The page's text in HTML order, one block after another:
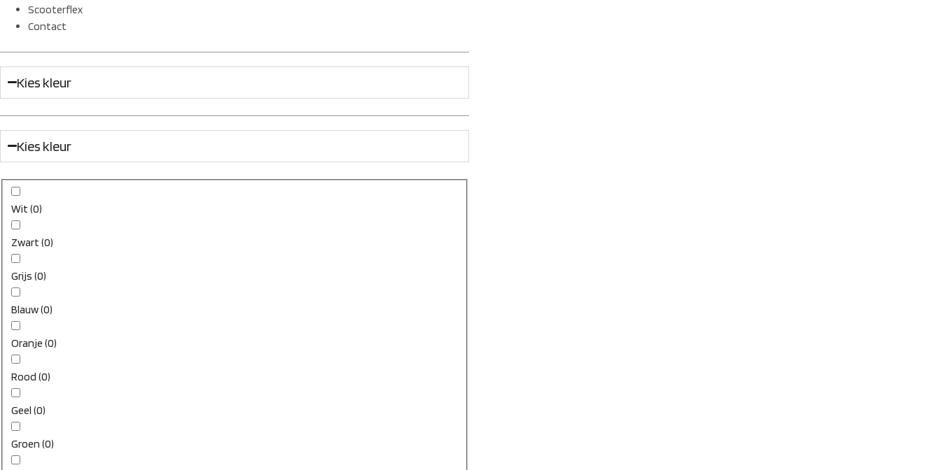
Scooterflex
Contact
Kies kleur
Kies kleur
Wit (0)
Zwart (0)
Grijs (0)
Blauw(0)
Oranje (0)
Rood (0)
Geel (0)
Groen (0)